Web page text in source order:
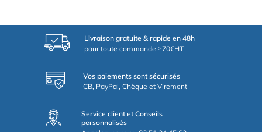
Livraison gratuite & rapide en 48h
pour toute commande ≥70€HT
Vos paiements sont sécurisés
CB, PayPal, Chèque et Virement
Service client et Conseils
personnalisés